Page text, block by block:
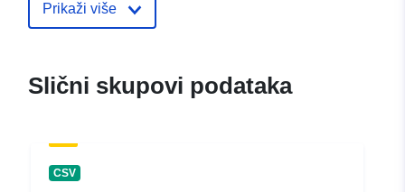
Prikaži više
Slični skupovi podataka
CSV